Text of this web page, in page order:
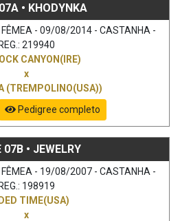
• KHODYNKA
FÊMEA - 09/08/2014 - CASTANHA -
REG.: 219940
CANYON(IRE)
x
(TREMPOLINO(USA))
Pedigree completo
07B • JEWELRY
FÊMEA - 19/08/2007 - CASTANHA -
REG.: 198919
TIME(USA)
x